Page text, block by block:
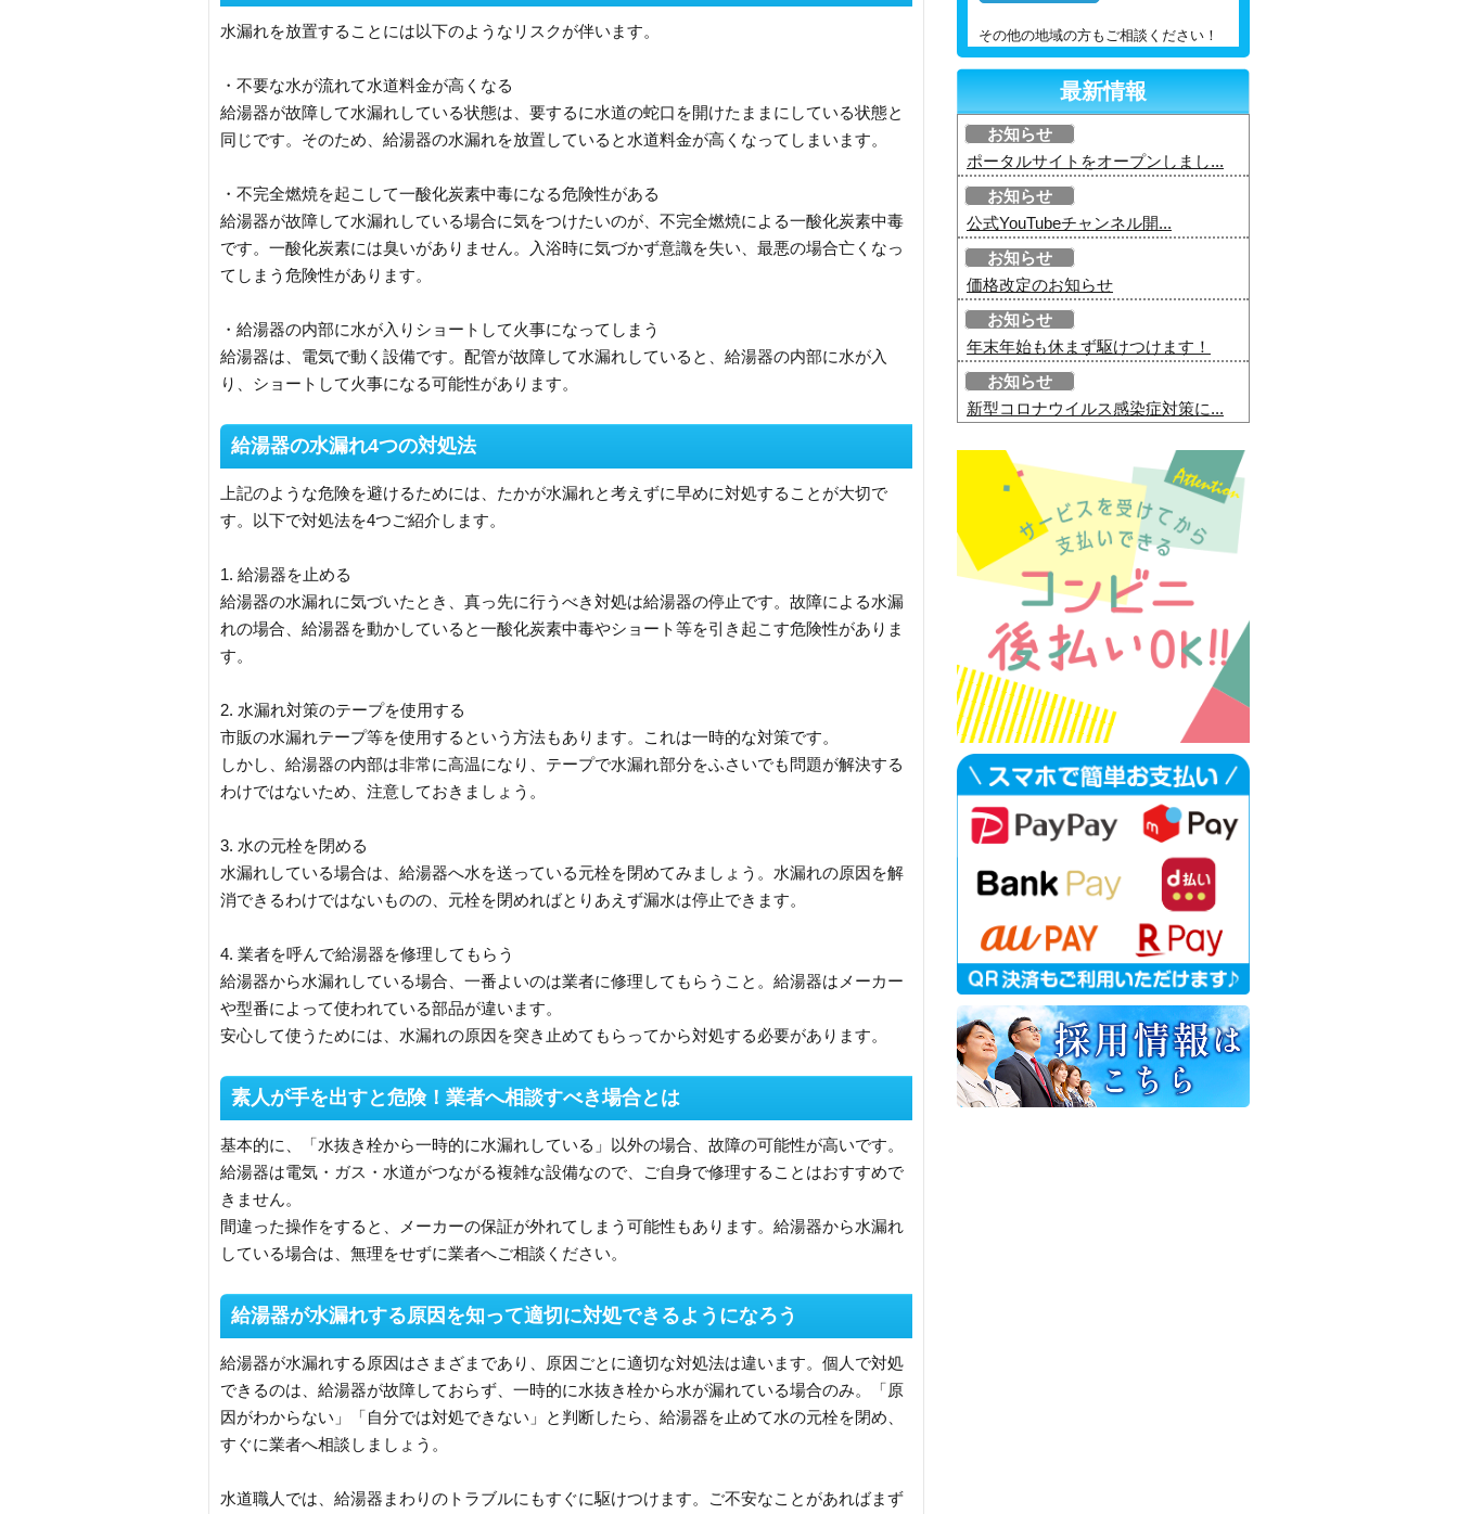
水漏れを放置することには以下のようなリスクが伴います。
・不要な水が流れて水道料金が高くなる
給湯器が故障して水漏れしている状態は、要するに水道の蛇口を開けたままにしている状態と
同じです。そのため、給湯器の水漏れを放置していると水道料金が高くなってしまいます。
・不完全燃焼を起こして一酸化炭素中毒になる危険性がある
給湯器が故障して水漏れしている場合に気をつけたいのが、不完全燃焼による一酸化炭素中毒
です。一酸化炭素には臭いがありません。入浴時に気づかず意識を失い、最悪の場合亡くなっ
てしまう危険性があります。
・給湯器の内部に水が入りショートして火事になってしまう
給湯器は、電気で動く設備です。配管が故障して水漏れしていると、給湯器の内部に水が入
り、ショートして火事になる可能性があります。
給湯器の水漏れ4つの対処法
上記のような危険を避けるためには、たかが水漏れと考えずに早めに対処することが大切で
す。以下で対処法を4つご紹介します。
1. 給湯器を止める
給湯器の水漏れに気づいたとき、真っ先に行うべき対処は給湯器の停止です。故障による水漏
れの場合、給湯器を動かしていると一酸化炭素中毒やショート等を引き起こす危険性がありま
す。
2. 水漏れ対策のテープを使用する
市販の水漏れテープ等を使用するという方法もあります。これは一時的な対策です。
しかし、給湯器の内部は非常に高温になり、テープで水漏れ部分をふさいでも問題が解決する
わけではないため、注意しておきましょう。
3. 水の元栓を閉める
水漏れしている場合は、給湯器へ水を送っている元栓を閉めてみましょう。水漏れの原因を解
消できるわけではないものの、元栓を閉めればとりあえず漏水は停止できます。
4. 業者を呼んで給湯器を修理してもらう
給湯器から水漏れしている場合、一番よいのは業者に修理してもらうこと。給湯器はメーカー
や型番によって使われている部品が違います。
安心して使うためには、水漏れの原因を突き止めてもらってから対処する必要があります。
素人が手を出すと危険！業者へ相談すべき場合とは
基本的に、「水抜き栓から一時的に水漏れしている」以外の場合、故障の可能性が高いです。
給湯器は電気・ガス・水道がつながる複雑な設備なので、ご自身で修理することはおすすめで
きません。
間違った操作をすると、メーカーの保証が外れてしまう可能性もあります。給湯器から水漏れ
している場合は、無理をせずに業者へご相談ください。
給湯器が水漏れする原因を知って適切に対処できるようになろう
給湯器が水漏れする原因はさまざまであり、原因ごとに適切な対処法は違います。個人で対処
できるのは、給湯器が故障しておらず、一時的に水抜き栓から水が漏れている場合のみ。「原
因がわからない」「自分では対処できない」と判断したら、給湯器を止めて水の元栓を閉め、
すぐに業者へ相談しましょう。
水道職人では、給湯器まわりのトラブルにもすぐに駆けつけます。ご不安なことがあればまず
その他の地域の方もご相談ください！
最新情報
お知らせ
ポータルサイトをオープンしまし...
お知らせ
公式YouTubeチャンネル開...
お知らせ
価格改定のお知らせ
お知らせ
年末年始も休まず駆けつけます！
お知らせ
新型コロナウイルス感染症対策に...